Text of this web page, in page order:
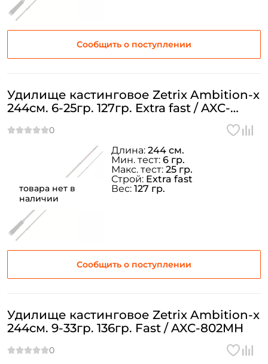
Сообщить о поступлении
товара нет в
наличии
Удилище кастинговое Zetrix Ambition-x
244см. 6-25гр. 127гр. Extra fast / AXC-
Сообщить о поступлении
Длина: 244 см.
Мин. тест: 6 гр.
Макс. тест: 25 гр.
Строй: Extra fast
Вес: 127 гр.
Удилище кастинговое Zetrix Ambition-x
244см. 9-33гр. 136гр. Fast / AXC-802MH